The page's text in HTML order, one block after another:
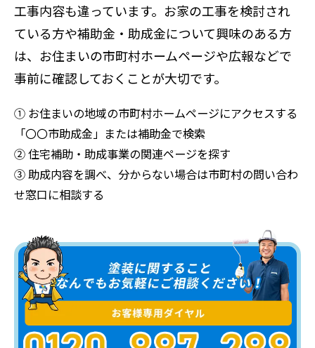
工事内容も違っています。お家の工事を検討され
ている方や補助金・助成金について興味のある方
は、お住まいの市町村ホームページや広報などで
事前に確認しておくことが大切です。
① お住まいの地域の市町村ホームページにアクセスする
「〇〇市助成金」または補助金で検索
② 住宅補助・助成事業の関連ページを探す
③ 助成内容を調べ、分からない場合は市町村の問い合わ
せ窓口に相談する